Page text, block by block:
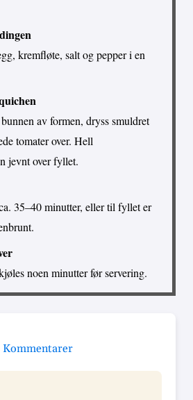
kremfløte, salt og pepper i en
av formen, dryss smuldret
tomater over. Hell
jevnt over fyllet.
35–40 minutter, eller til fyllet er
noen minutter før servering.
Kommentarer